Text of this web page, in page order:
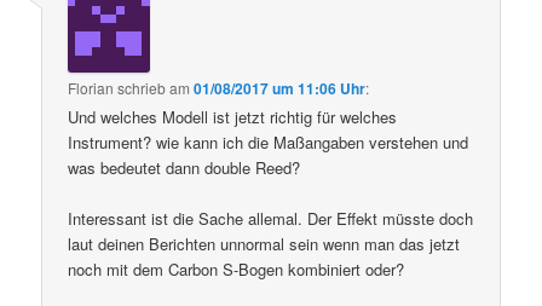
Florian schriebam01/08/2017 um 11:06 Uhr:
Und welches Modell ist jetzt richtig für welches
Instrument? wie kann ich die Maßangaben verstehen und
was bedeutet dann double Reed?
Interessant ist die Sache allemal. Der Effekt müsste doch
laut deinen Berichten unnormal sein wenn man das jetzt
noch mit dem Carbon S-Bogen kombiniert oder?